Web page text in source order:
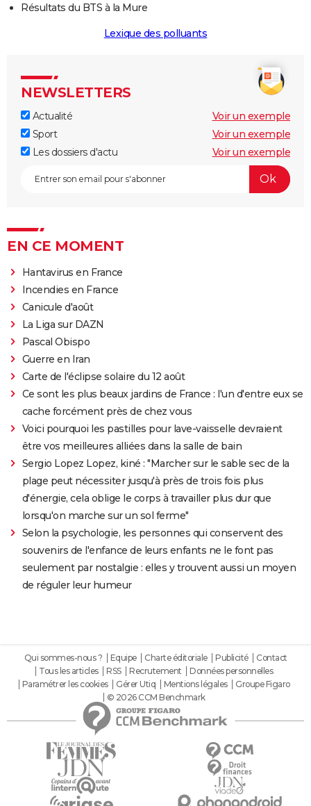
Résultats du BTS à la Mure
Lexique des polluants
NEWSLETTERS
Actualité
Voir un exemple
Sport
Voir un exemple
Les dossiers d'actu
Voir un exemple
EN CE MOMENT
Hantavirus en France
Incendies en France
Canicule d'août
La Liga sur DAZN
Pascal Obispo
Guerre en Iran
Carte de l'éclipse solaire du 12 août
Ce sont les plus beaux jardins de France : l'un d'entre eux se
cache forcément près de chez vous
Voici pourquoi les pastilles pour lave-vaisselle devraient
être vos meilleures alliées dans la salle de bain
Sergio Lopez Lopez, kiné : "Marcher sur le sable sec de la
plage peut nécessiter jusqu'à près de trois fois plus
d'énergie, cela oblige le corps à travailler plus dur que
lorsqu'on marche sur un sol ferme"
Selon la psychologie, les personnes qui conservent des
souvenirs de l'enfance de leurs enfants ne le font pas
seulement par nostalgie : elles y trouvent aussi un moyen
de réguler leur humeur
Qui sommes-nous ? Equipe Charte éditoriale Publicité
Contact
Tous les articles
RSS Recrutement
Données personnelles
Paramétrer les cookies
Gérer Utiq Mentions légales
Groupe Figaro
© 2026 CCM Benchmark